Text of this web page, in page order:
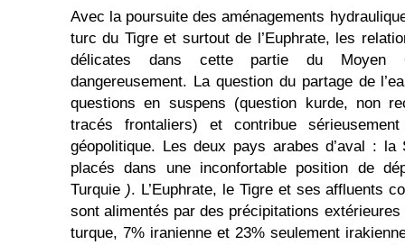
Avec la poursuite des aménagements
turc du Tigre et surtout de l’Euphrate, les
délicates dans cette partie du Moyen
dangereusement. La question du partage de
questions en suspens (question kurde, non
tracés frontaliers) et contribue
géopolitique. Les deux pays arabes d’aval :
placés dans une inconfortable position de
Turquie ). L’Euphrate, le Tigre et ses affluents
sont alimentés par des précipitations extérieures
turque, 7% iranienne et 23% seulement